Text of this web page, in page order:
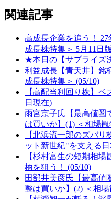
関連記事
高成長企業を追う！
成長株特集＞ 5月11日版
★本日の【サプライズ
利益成長【青天井】銘
成長株特集＞ (05/10)
【高配当利回り株】
日現在)
雨宮京子氏【最高値
は買いか】(1) ＜相場観
【北浜流一郎のズバ
ット新世紀"を支える日
【杉村富生の短期相
柄を狙う！ (05/10)
田部井美彦氏【最高
整は買いか】(2) ＜相場